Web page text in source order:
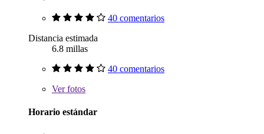
40 comentarios
Distancia estimada
6.8 millas
40 comentarios
Verfotos
Horario estándar